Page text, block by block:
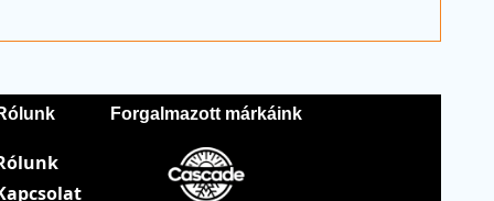
Forgalmazott márkáink